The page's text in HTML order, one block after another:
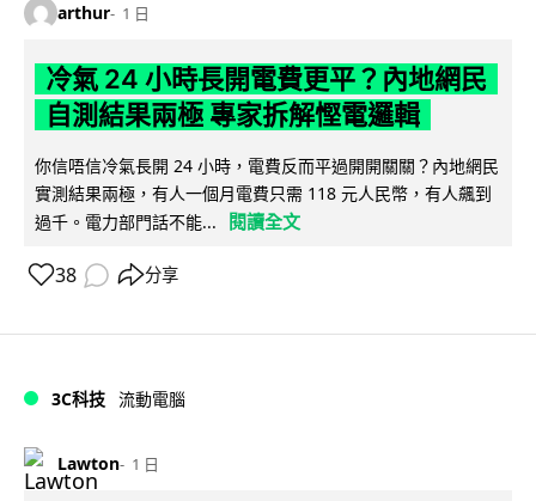
arthur 1 日
冷氣 24 小時長開電費更平？內地網民
自測結果兩極 專家拆解慳電邏輯
你信唔信冷氣長開 24 小時，電費反而平過開開關關？內地網民
實測結果兩極，有人一個月電費只需 118 元人民幣，有人飆到
過千。電力部門話不能...
閱讀全文
38 分享
3C科技 流動電腦
Lawton 1 日